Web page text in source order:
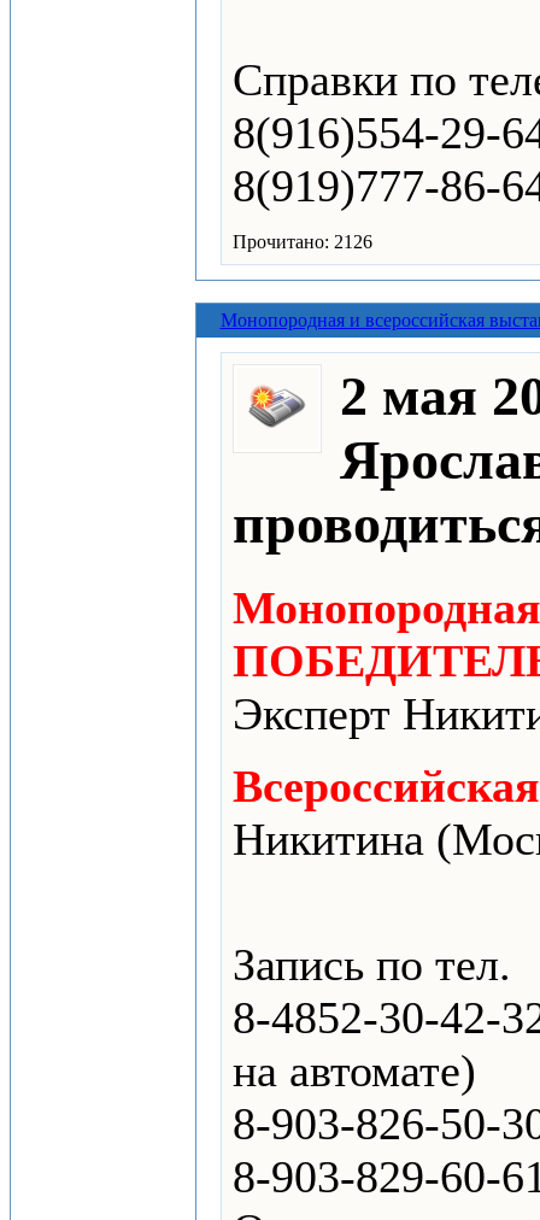
Справки по
8(916)554-29-
8(919)777-86-
Прочитано: 2126
Монопородная и всероссийская
2 мая
Эксперт
Никитина
Запись по тел.
8-4852-30-42-
на автомате)
8-903-826-50-
8-903-829-60-